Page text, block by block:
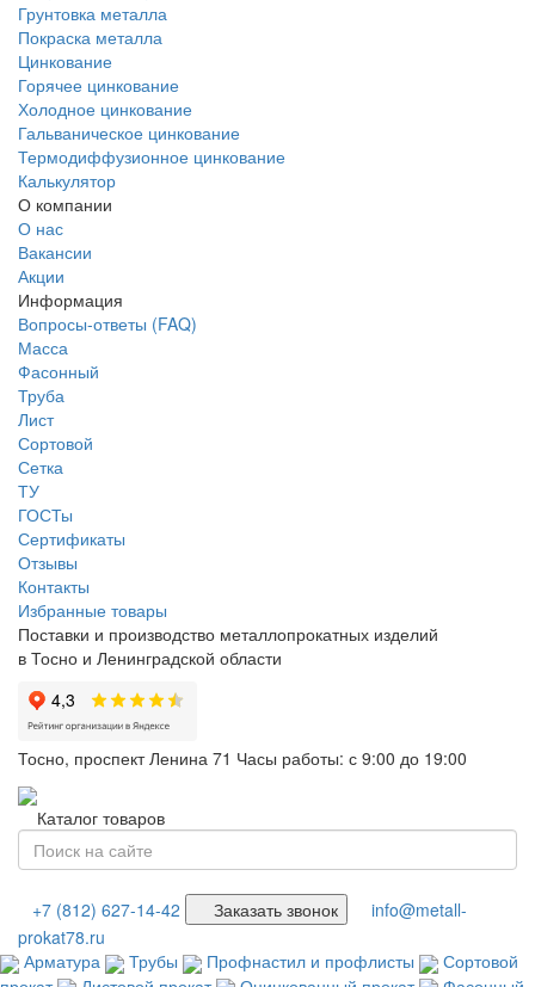
Грунтовка металла
Покраска металла
Цинкование
Горячее цинкование
Холодное цинкование
Гальваническое цинкование
Термодиффузионное цинкование
Калькулятор
О компании
О нас
Вакансии
Акции
Информация
Вопросы-ответы (FAQ)
Масса
Фасонный
Труба
Лист
Сортовой
Сетка
ТУ
ГОСТы
Сертификаты
Отзывы
Контакты
Избранные товары
Поставки и производство металлопрокатных изделий
в Тосно и Ленинградской области
Тосно, проспект Ленина 71 Часы работы: с 9:00 до 19:00
Каталог товаров
+7 (812) 627-14-42 Заказать звонок
info@metall-
prokat78.ru
Арматура
Трубы Профнастил и профлисты
Сортовой